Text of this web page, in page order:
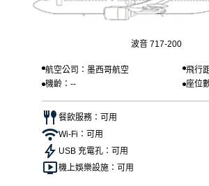
波音 717-200
航空公司：墨西哥航空
飛行
機齡：--
座位
餐飲服務：可用
Wi-Fi：可用
USB 充電孔：可用
機上娛樂設施：可用